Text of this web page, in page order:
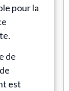
pour la
de
est